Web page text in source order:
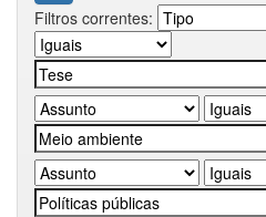
Filtros correntes: